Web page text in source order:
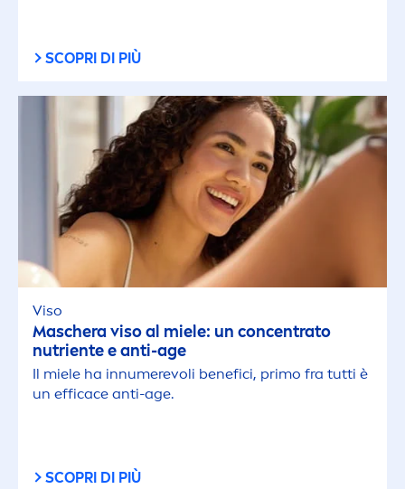
SCOPRI DI PIÙ
Viso
Maschera viso al miele: un concentrato
nutriente e anti-age
Il miele ha innumerevoli benefici, primo fra tutti è
un efficace anti-age.
SCOPRI DI PIÙ